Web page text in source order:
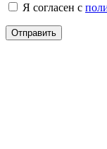
Я согласен с
Отправить